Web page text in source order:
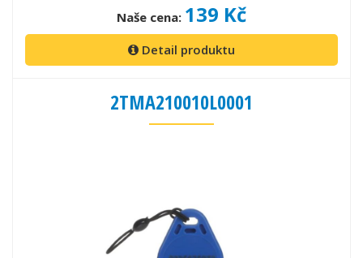
Naše cena: 139 Kč
Detail produktu
2TMA210010L0001